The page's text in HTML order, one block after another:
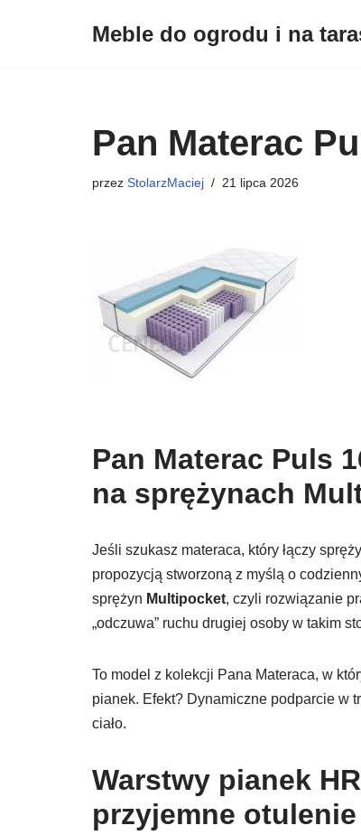
Meble do ogrodu i na
Pan Materac
przez StolarzMaciej 21 lipca 2026
Pan Materac Puls
na sprężynach
Jeśli szukasz materaca, który łączy
propozycją stworzoną z myślą o
sprężyn Multipocket, czyli rozwiązanie
„odczuwa” ruchu drugiej osoby w takim
To model z kolekcji Pana Materaca, w
pianek. Efekt? Dynamiczne podparcie w
ciało.
Warstwy pianek
przyjemne otulenie